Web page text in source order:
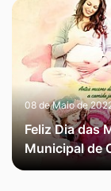
08 de Maio de
Feliz Dia das
Municipal de